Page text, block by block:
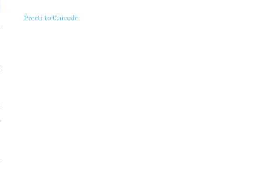
Preeti to Unicode